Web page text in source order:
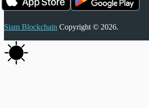
Siam Blockchain Copyright © 2026.